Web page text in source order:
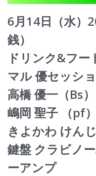
6月14日（水）
銭）
ドリンク&フー
マル 優セ
高橋 優一（Bs）
嶋岡 聖子 （pf）
きよかわ けん
鍵盤 クラビノ
ーアンプ